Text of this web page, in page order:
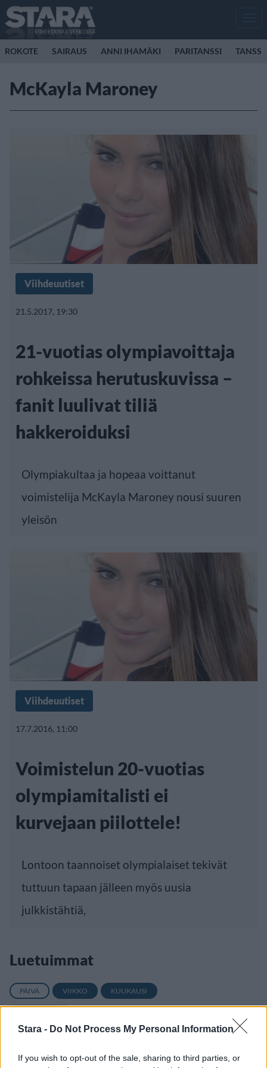
Stara - Do Not Process My Personal Information
If you wish to opt-out of the sale, sharing to third parties, or
ROKOTE SAIRAUS ANNI IHAMÄKI PARITANSSI TANSSI
McKayla Maroney
Viihdeuutiset
21.5.2017, 19:30
21-vuotias olympiavoittaja
rohkeissa herutuskuvissa –
fanit luulivat tiliä
hakkeroiduksi
Olympiakultaa ja hopeaa voittanut
voimistelija McKayla Maroney nousi suuren
yleisön
Viihdeuutiset
17.7.2016, 11:00
Voimistelun 20-vuotias
olympiamitalisti ei
kurvejaan piilottele!
Lontoon taannoiset olympialaiset tekivät
tuttuun tapaan jälleen myös uusia
julkkistähtiä,
Luetuimmat
PÄIVÄ VIIKKO KUUKAUSI
suosikkikohteensa – yllättävä voittaja
vuoksi